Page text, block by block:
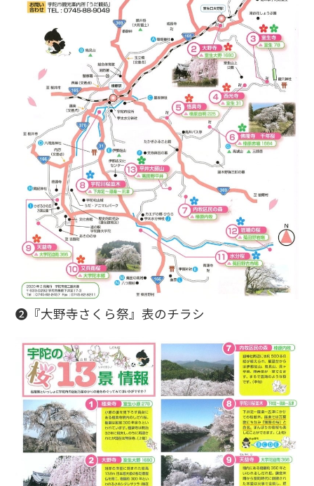
❷『大野寺さくら祭』表のチラシ